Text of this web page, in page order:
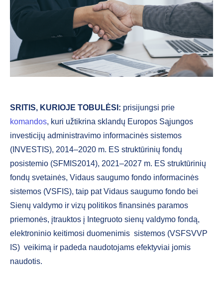
SRITIS, KURIOJE TOBULĖSI: prisijungsi prie
komandos, kuri užtikrina sklandų Europos Sąjungos
investicijų administravimo informacinės sistemos
(INVESTIS), 2014–2020 m. ES struktūrinių fondų
posistemio (SFMIS2014), 2021–2027 m. ES struktūrinių
fondų svetainės, Vidaus saugumo fondo informacinės
sistemos (VSFIS), taip pat Vidaus saugumo fondo bei
Sienų valdymo ir vizų politikos finansinės paramos
priemonės, įtrauktos į Integruoto sienų valdymo fondą,
elektroninio keitimosi duomenimis sistemos (VSFSVVP
IS) veikimą ir padeda naudotojams efektyviai jomis
naudotis.